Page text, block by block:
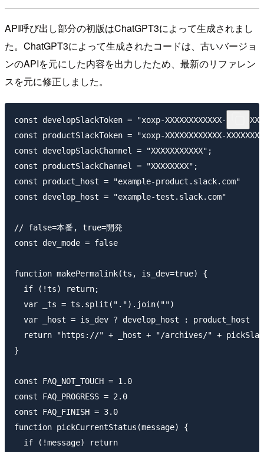
API呼び出し部分の初版はChatGPT3によって生成されまし
た。ChatGPT3によって生成されたコードは、古いバージョ
ンのAPIを元にした内容を出力したため、最新のリファレン
スを元に修正しました。
const developSlackToken = "xoxp-XXXXXXXXXXXX-
const productSlackToken = "xoxp-XXXXXXXXXXXX-
const developSlackChannel = "XXXXXXXXXXX";
const productSlackChannel = "XXXXXXXX";
const product_host = "example-product.slack.com"
const develop_host = "example-test.slack.com"
// false=本番, true=開発
const dev_mode = false
function makePermalink(ts, is_dev=true) {
  if (!ts) return;
  var _ts = ts.split(".").join("")
  var _host = is_dev ? develop_host : product_host
return "https://" + _host + "/archives/" +
}
const FAQ_NOT_TOUCH = 1.0
const FAQ_PROGRESS = 2.0
const FAQ_FINISH = 3.0
function pickCurrentStatus(message) {
  if (!message) return